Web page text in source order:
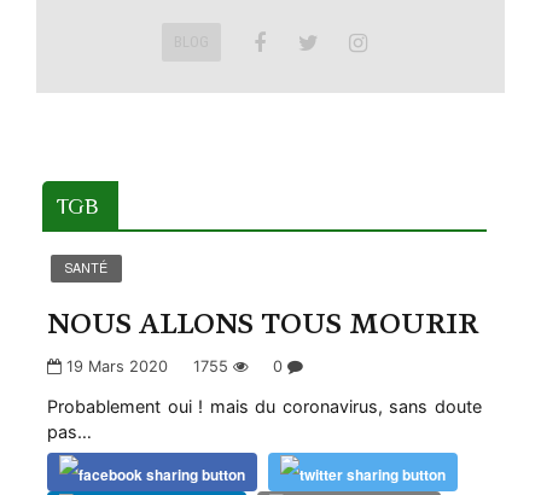
TGB
SANTÉ
NOUS ALLONS TOUS MOURIR
19 Mars 2020 1755 0
Probablement oui ! mais du coronavirus, sans doute
pas…